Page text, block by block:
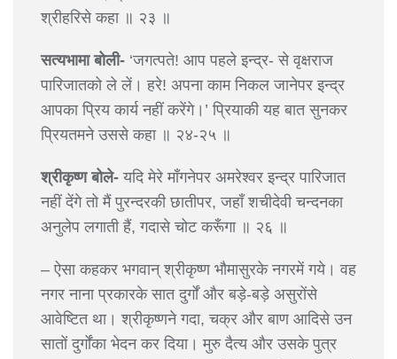
श्रीहरिसे कहा ॥ २३ ॥
सत्यभामा बोली- ‘जगत्पते! आप पहले इन्द्र- से वृक्षराज
पारिजातको ले लें। हरे! अपना काम निकल जानेपर इन्द्र
आपका प्रिय कार्य नहीं करेंगे।’ प्रियाकी यह बात सुनकर
प्रियतमने उससे कहा ॥ २४-२५ ॥
श्रीकृष्ण बोले- यदि मेरे माँगनेपर अमरेश्वर इन्द्र पारिजात
नहीं देंगे तो मैं पुरन्दरकी छातीपर, जहाँ शचीदेवी चन्दनका
अनुलेप लगाती हैं, गदासे चोट करूँगा ॥ २६ ॥
– ऐसा कहकर भगवान् श्रीकृष्ण भौमासुरके नगरमें गये। वह
नगर नाना प्रकारके सात दुर्गों और बड़े-बड़े असुरोंसे
आवेष्टित था। श्रीकृष्णने गदा, चक्र और बाण आदिसे उन
सातों दुर्गोंका भेदन कर दिया। मुरु दैत्य और उसके पुत्र